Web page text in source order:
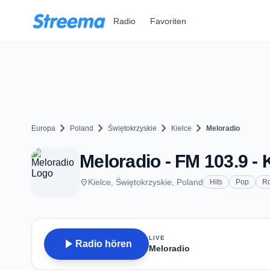
Radio Favoriten
Europa chevron_right Poland chevron_right Świętokrzyskie chevron_right Kielce chevron_right Meloradio
Meloradio - FM 103.9 -
placeKielce, Świętokrzyskie, Poland Hits Pop
play_arrow Radio hören
LIVE
Meloradio